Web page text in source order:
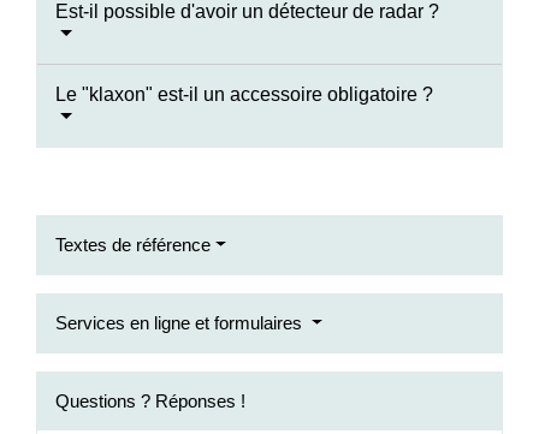
Est-il possible d'avoir un détecteur de radar ?
Le "klaxon" est-il un accessoire obligatoire ?
Textes de référence
Services en ligne et formulaires
Questions ? Réponses !